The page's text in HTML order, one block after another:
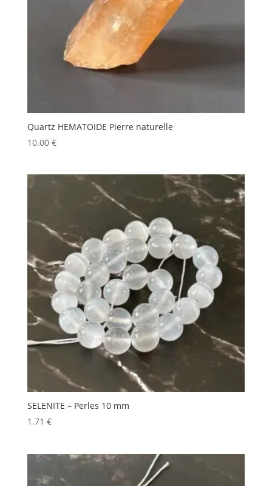
Quartz HEMATOIDE Pierre naturelle
10.00 €
SELENITE – Perles 10 mm
1.71 €